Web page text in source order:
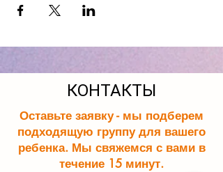
КОНТАКТЫ
Оставьте заявку - мы подберем
подходящую группу для вашего
ребенка. Мы свяжемся с вами в
течение 15 минут.